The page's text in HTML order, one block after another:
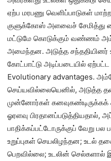
ஏற்ப மரபணு வெளிப்பாடுகள்
குளுக்கோஸ் அளவைச் சேமித்து
மட்டுமே கொடுக்கும் வண்ணம்
அமைந்தன. அடுத்த சந்ததியினர்
கோட்பாட்டு அடிப்படையில்
Evolutionary advantages.
செய்யவில்லையெனில், அடுத்த
முன்னோர்கள் கனவுகண்டிருக்கக்
ஓரளவு பிரதானப்படுத்தியதால்,
பாதிக்கப்பட்டோருக்குப் வேறு
உறுப்புகள் செயலிழந்தன; உடல்
பெறவில்லை; உடலின் செல்களால்